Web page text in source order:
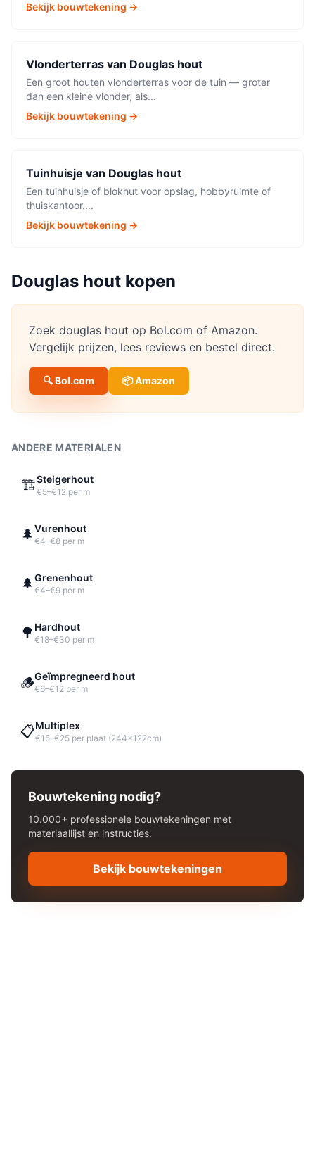
Bekijk bouwtekening →
Vlonderterras van Douglas hout
Een groot houten vlonderterras voor de tuin — groter
dan een kleine vlonder, als...
Bekijk bouwtekening →
Tuinhuisje van Douglas hout
Een tuinhuisje of blokhut voor opslag, hobbyruimte of
thuiskantoor....
Bekijk bouwtekening →
Douglas hout kopen
Zoek douglas hout op Bol.com of Amazon.
Vergelijk prijzen, lees reviews en bestel direct.
🔍 Bol.com 📦 Amazon
ANDERE MATERIALEN
🏗️Steigerhout
€5–€12 per m
🌲Vurenhout
€4–€8 per m
🌲Grenenhout
€4–€9 per m
🌳 Hardhout
€18–€30 per m
🪵Geïmpregneerd hout
€6–€12 per m
📋Multiplex
€15–€25 per plaat (244x122cm)
Bouwtekening nodig?
10.000+ professionele bouwtekeningen met
materiaallijst en instructies.
Bekijk bouwtekeningen